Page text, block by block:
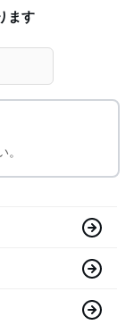
ます
。